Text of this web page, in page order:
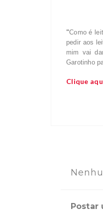
"Como é
pedir aos
mim vai
Garotinho
Clique
Postar